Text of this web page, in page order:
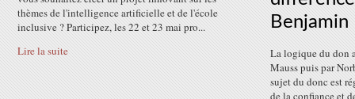
thèmes de l'intelligence artificielle et de l'école
inclusive ? Participez, les 22 et 23 mai pro...
Lire la suite
Benjamin
La logique du don
Mauss puis par
sujet du donc est
de la confiance et